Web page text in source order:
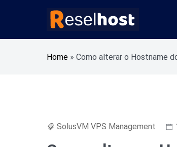
Reselhost
Alojamento Web Rápido e Seguro
Home » Como alterar o Hostname
SolusVM VPS Management